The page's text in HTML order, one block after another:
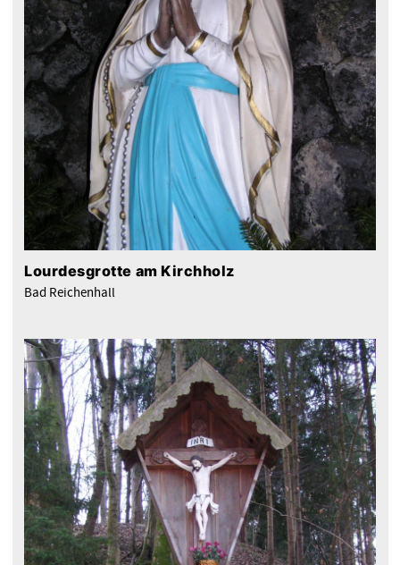
Lourdesgrotte am Kirchholz
Bad Reichenhall